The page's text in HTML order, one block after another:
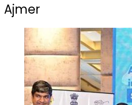
Ajmer